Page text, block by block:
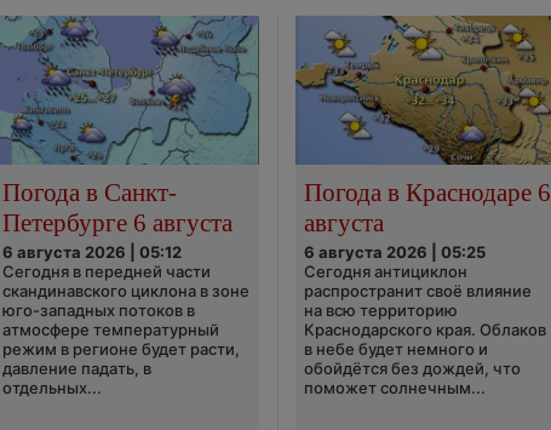
Погода в Санкт-
Петербурге 6 августа
6 августа 2026 | 05:12
Сегодня в передней части
скандинавского циклона в зоне
юго-западных потоков в
атмосфере температурный
режим в регионе будет расти,
давление падать, в
отдельных...
Погода в Краснодаре 6
августа
6 августа 2026 | 05:25
Сегодня антициклон
распространит своё влияние
на всю территорию
Краснодарского края. Облаков
в небе будет немного и
обойдётся без дождей, что
поможет солнечным...